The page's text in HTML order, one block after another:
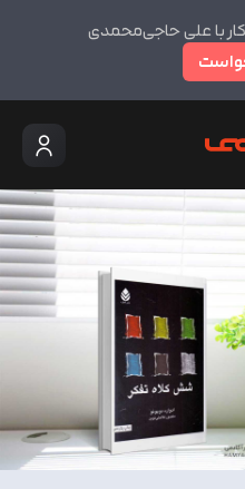
با علی حاجی‌محمدی